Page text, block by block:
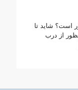
است؟ شاید تا
از درب